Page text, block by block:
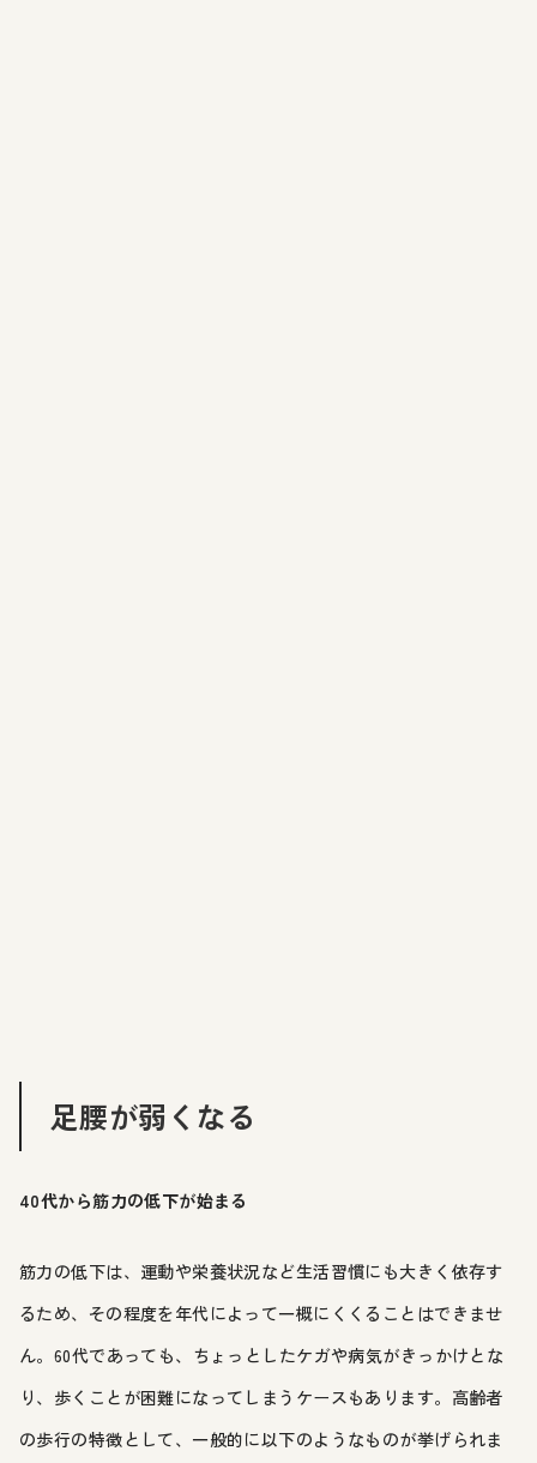
足腰が弱くなる
40代から筋力の低下が始まる
筋力の低下は、運動や栄養状況など生活習慣にも大きく依存す
るため、その程度を年代によって一概にくくることはできませ
ん。60代であっても、ちょっとしたケガや病気がきっかけとな
り、歩くことが困難になってしまうケースもあります。高齢者
の歩行の特徴として、一般的に以下のようなものが挙げられま